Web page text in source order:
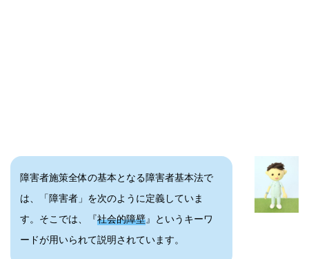
障害者施策全体の基本となる障害者基本法で
は、「障害者」を次のように定義していま
す。そこでは、『社会的障壁』というキーワ
ードが用いられて説明されています。